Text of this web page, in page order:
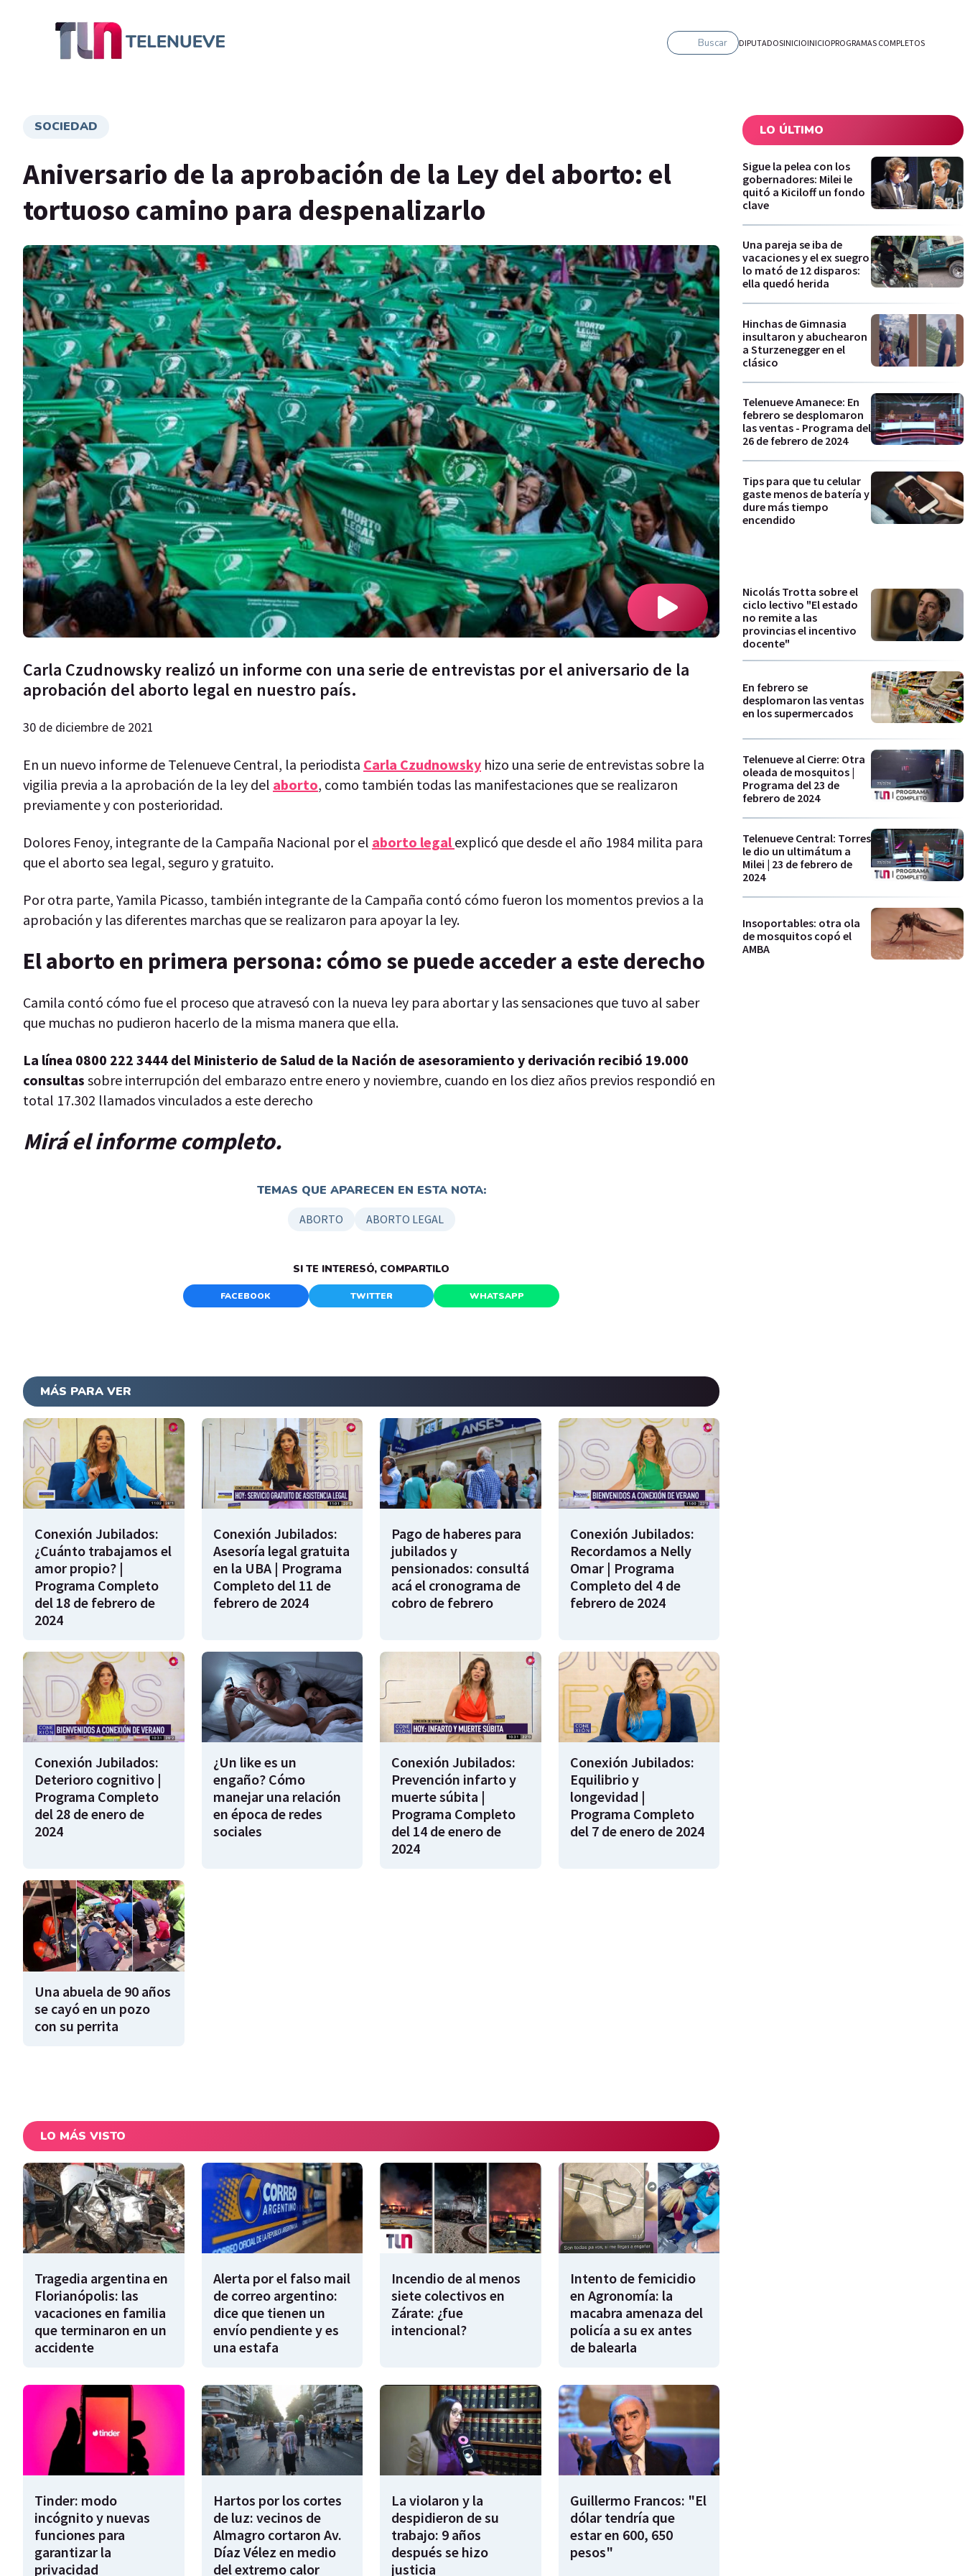
Buscar DIPUTADOSINICIOINICIOPROGRAMAS COMPLETOS
SOCIEDAD
Aniversario de la aprobación de la Ley del aborto: el
tortuoso camino para despenalizarlo
Carla Czudnowsky realizó un informe con una serie de entrevistas por el aniversario de la
aprobación del aborto legal en nuestro país.
30 de diciembre de 2021
En un nuevo informe de Telenueve Central, la periodista Carla Czudnowsky hizo una serie de entrevistas sobre la
vigilia previa a la aprobación de la ley del aborto, como también todas las manifestaciones que se realizaron
previamente y con posterioridad.
Dolores Fenoy, integrante de la Campaña Nacional por el aborto legal explicó que desde el año 1984 milita para
que el aborto sea legal, seguro y gratuito.
Por otra parte, Yamila Picasso, también integrante de la Campaña contó cómo fueron los momentos previos a la
aprobación y las diferentes marchas que se realizaron para apoyar la ley.
El aborto en primera persona: cómo se puede acceder a este derecho
Camila contó cómo fue el proceso que atravesó con la nueva ley para abortar y las sensaciones que tuvo al saber
que muchas no pudieron hacerlo de la misma manera que ella.
La línea 0800 222 3444 del Ministerio de Salud de la Nación de asesoramiento y derivación recibió 19.000
consultas sobre interrupción del embarazo entre enero y noviembre, cuando en los diez años previos respondió en
total 17.302 llamados vinculados a este derecho
Mirá el informe completo.
TEMAS QUE APARECEN EN ESTA NOTA:
ABORTO ABORTO LEGAL
SI TE INTERESÓ, COMPARTILO
FACEBOOK TWITTER WHATSAPP
MÁS PARA VER
Conexión Jubilados:
¿Cuánto trabajamos el
amor propio? |
Programa Completo
del 18 de febrero de
2024
Conexión Jubilados:
Asesoría legal gratuita
en la UBA | Programa
Completo del 11 de
febrero de 2024
Pago de haberes para
jubilados y
pensionados: consultá
acá el cronograma de
cobro de febrero
Conexión Jubilados:
Recordamos a Nelly
Omar | Programa
Completo del 4 de
febrero de 2024
Conexión Jubilados:
Deterioro cognitivo |
Programa Completo
del 28 de enero de
2024
¿Un like es un
engaño? Cómo
manejar una relación
en época de redes
sociales
Conexión Jubilados:
Prevención infarto y
muerte súbita |
Programa Completo
del 14 de enero de
2024
Conexión Jubilados:
Equilibrio y
longevidad |
Programa Completo
del 7 de enero de 2024
Una abuela de 90 años
se cayó en un pozo
con su perrita
LO MÁS VISTO
Tragedia argentina en
Florianópolis: las
vacaciones en familia
que terminaron en un
accidente
Alerta por el falso mail
de correo argentino:
dice que tienen un
envío pendiente y es
una estafa
Incendio de al menos
siete colectivos en
Zárate: ¿fue
intencional?
Intento de femicidio
en Agronomía: la
macabra amenaza del
policía a su ex antes
de balearla
Tinder: modo
incógnito y nuevas
funciones para
garantizar la
privacidad
Hartos por los cortes
de luz: vecinos de
Almagro cortaron Av.
Díaz Vélez en medio
del extremo calor
La violaron y la
despidieron de su
trabajo: 9 años
después se hizo
justicia
Guillermo Francos: "El
dólar tendría que
estar en 600, 650
pesos"
LO ÚLTIMO
Sigue la pelea con los
gobernadores: Milei le
quitó a Kiciloff un fondo
clave
Una pareja se iba de
vacaciones y el ex suegro
lo mató de 12 disparos:
ella quedó herida
Hinchas de Gimnasia
insultaron y abuchearon
a Sturzenegger en el
clásico
Telenueve Amanece: En
febrero se desplomaron
las ventas - Programa del
26 de febrero de 2024
Tips para que tu celular
gaste menos de batería y
dure más tiempo
encendido
Nicolás Trotta sobre el
ciclo lectivo "El estado
no remite a las
provincias el incentivo
docente"
En febrero se
desplomaron las ventas
en los supermercados
Telenueve al Cierre: Otra
oleada de mosquitos |
Programa del 23 de
febrero de 2024
Telenueve Central: Torres
le dio un ultimátum a
Milei | 23 de febrero de
2024
Insoportables: otra ola
de mosquitos copó el
AMBA